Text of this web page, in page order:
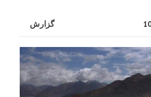
گزارش